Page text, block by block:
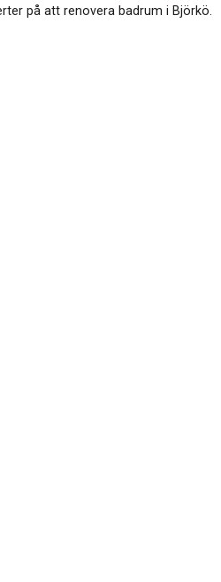
på att renovera badrum i Björkö.